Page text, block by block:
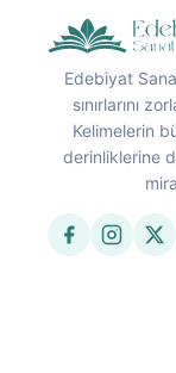
Edebiyat
sınırlarını
Kelimelerin
derinliklerine